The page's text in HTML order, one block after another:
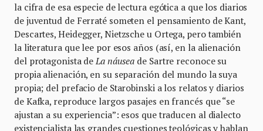
la cifra de esa especie de lectura egótica a que los diarios
de juventud de Ferraté someten el pensamiento de Kant,
Descartes, Heidegger, Nietzsche u Ortega, pero también
la literatura que lee por esos años (así, en la alienación
del protagonista de La náusea de Sartre reconoce su
propia alienación, en su separación del mundo la suya
propia; del prefacio de Starobinski a los relatos y diarios
de Kafka, reproduce largos pasajes en francés que “se
ajustan a su experiencia”: esos que traducen al dialecto
existencialista las grandes cuestiones teológicas y hablan